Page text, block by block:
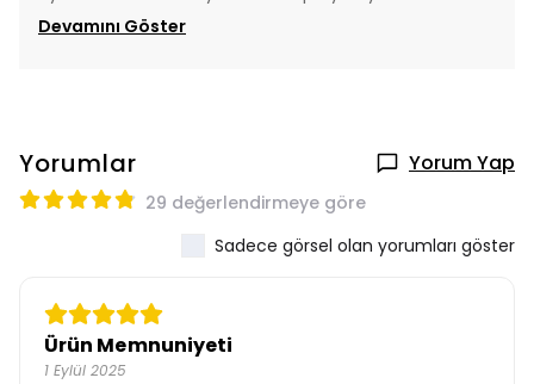
Devamını Göster
Yorumlar Yorum Yap
29 değerlendirmeye göre
Sadece görsel olan yorumları göster
Ürün Memnuniyeti
1 Eylül 2025